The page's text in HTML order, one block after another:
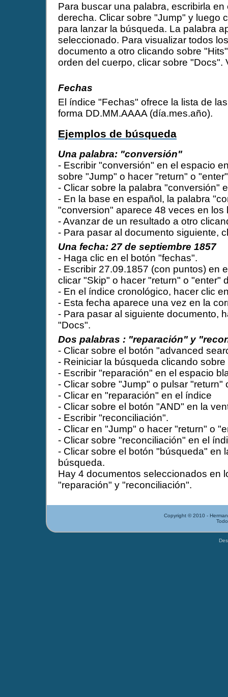
Para buscar una palabra, escribirla
derecha. Clicar sobre "Jump" y luego
para lanzar la búsqueda. La palabra
seleccionado. Para visualizar todos
documento a otro clicando sobre
orden del cuerpo, clicar sobre "Docs".
Fechas
El índice "Fechas" ofrece la lista de
forma DD.MM.AAAA (día.mes.año).
Ejemplos de búsqueda
Una palabra: "conversión"
- Escribir "conversión" en el espacio
sobre "Jump" o hacer "return" o
- Clicar sobre la palabra "conversión"
- En la base en español, la palabra
"conversion" aparece 48 veces en los
- Avanzar de un resultado a otro
- Para pasar al documento siguiente,
Una fecha: 27 de septiembre 1857
- Haga clic en el botón "fechas".
- Escribir 27.09.1857 (con puntos) en
clicar "Skip" o hacer "return" o "enter"
- En el índice cronológico, hacer clic
- Esta fecha aparece una vez en la
- Para pasar al siguiente documento,
"Docs".
Dos palabras : "reparación" y
- Clicar sobre el botón "advanced
- Reiniciar la búsqueda clicando
- Escribir "reparación" en el espacio
- Clicar sobre "Jump" o pulsar "return"
- Clicar en "reparación" en el índice
- Clicar sobre el botón "AND" en la
- Escribir "reconciliación".
- Clicar en "Jump" o hacer "return" o
- Clicar sobre "reconciliación" en el
- Clicar sobre el botón "búsqueda" en
búsqueda.
Hay 4 documentos seleccionados en
"reparación" y "reconciliación".
Copyright © 2010 -